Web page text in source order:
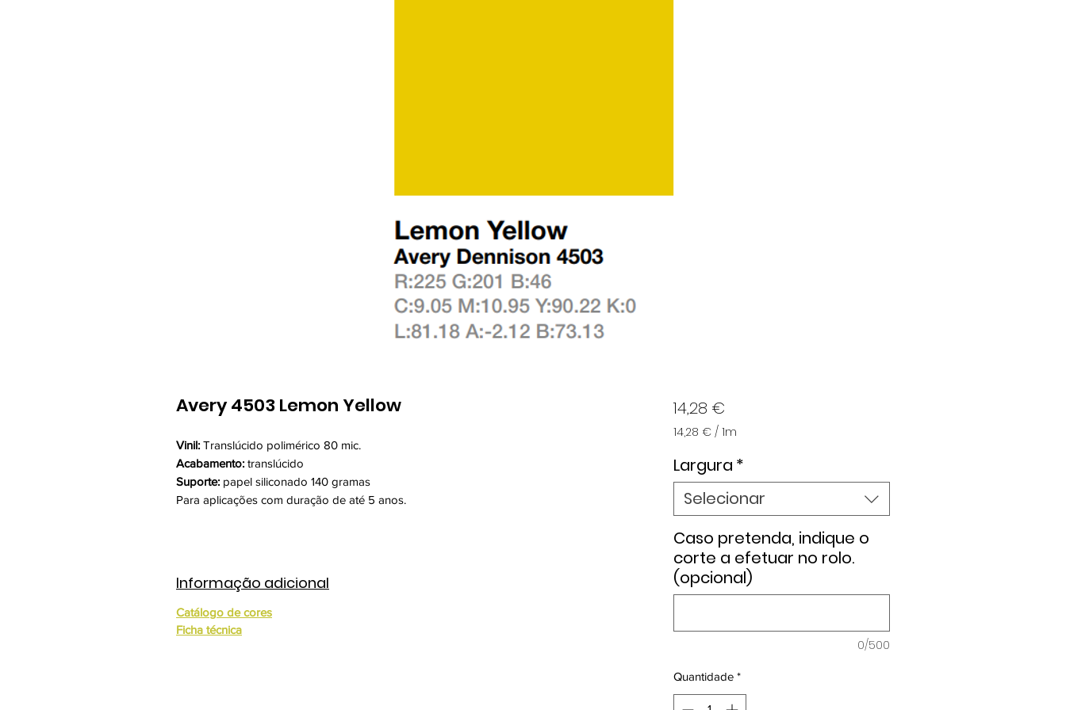
Avery 4503 Lemon Yellow
Vinil: Translúcido polimérico 80 mic.
Acabamento: translúcido
Suporte: papel siliconado 140 gramas
Para aplicações com duração de até 5 anos.
Informação adicional
Catálogo de cores
Ficha técnica
14,28 €Preço
14,28 € / 1m
por
metro
Largura *
Selecionar
Caso pretenda, indique o
corte a efetuar no rolo.
(opcional)
0/500
Quantidade *